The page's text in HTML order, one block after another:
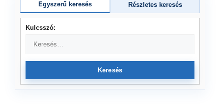
Egyszerű keresés Részletes keresés
Kulcsszó:
Keresés